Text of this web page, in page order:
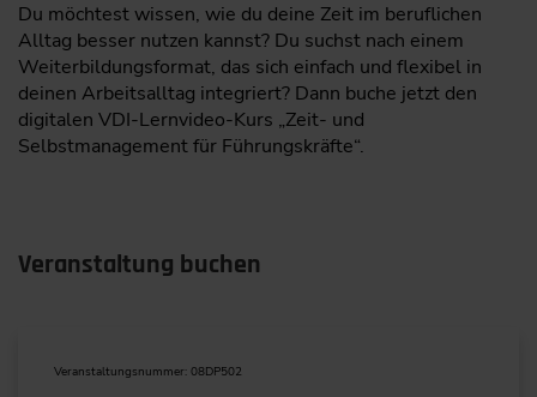
Du möchtest wissen, wie du deine Zeit im beruflichen
Alltag besser nutzen kannst? Du suchst nach einem
Weiterbildungsformat, das sich einfach und flexibel in
deinen Arbeitsalltag integriert? Dann buche jetzt den
digitalen VDI-Lernvideo-Kurs „Zeit- und
Selbstmanagement für Führungskräfte“.
Veranstaltung buchen
Veranstaltungsnummer: 08DP502